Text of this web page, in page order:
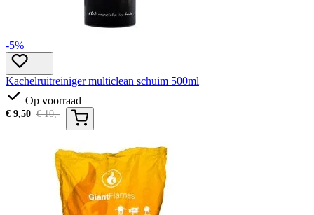
-5%
Kachelruitreiniger multiclean schuim 500ml
Op voorraad
€ 9,50 €10,-